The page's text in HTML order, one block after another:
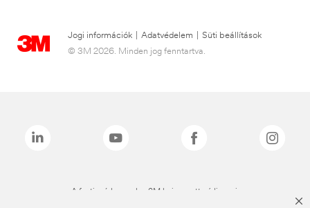
Jogi információk Adatvédelem
Süti beállítások
© 3M 2026. Minden jog fenntartva.
A fenti márkanevek a 3M bejegyzett védjegyei.